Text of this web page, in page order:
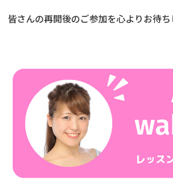
皆さんの再開後のご参加を心よりお待